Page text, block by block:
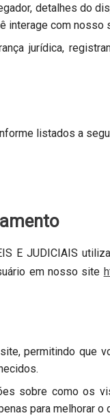
detalhes do
interage com nosso
jurídica,
listados a
E JUDICIAIS
em nosso site
permitindo que
sobre como os
para melhorar